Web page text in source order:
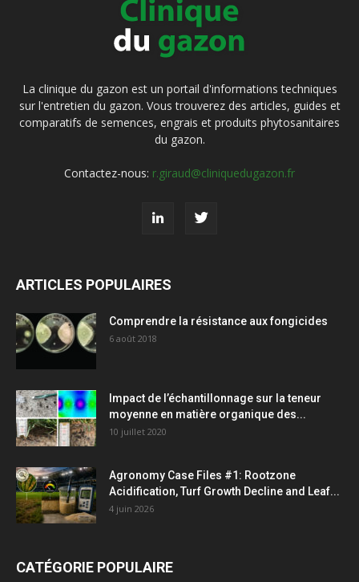
La clinique du gazon est un portail d'informations techniques
sur l'entretien du gazon. Vous trouverez des articles, guides et
comparatifs de semences, engrais et produits phytosanitaires
du gazon.
Contactez-nous: r.giraud@cliniquedugazon.fr
ARTICLES POPULAIRES
Comprendre la résistance aux fongicides
6 août 2018
Impact de l’échantillonnage sur la teneur
moyenne en matière organique des...
10 juillet 2020
Agronomy Case Files #1: Rootzone
Acidification, Turf Growth Decline and Leaf...
4 juin 2026
CATÉGORIE POPULAIRE